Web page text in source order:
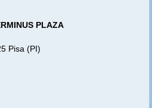
PLAZA
Pisa (PI)